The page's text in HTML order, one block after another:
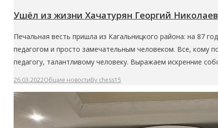
Ушёл из жизни Хачатурян Георгий
Печальная весть пришла из Кагальницкого района: на 87
педагогом и просто замечательным человеком. Все, кому
педагогу, талантливому человеку. Выражаем искренние
26.03.2022Общие новостиBy chess15